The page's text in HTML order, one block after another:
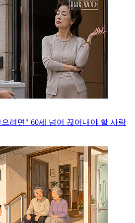
려면" 60세 넘어 끊어내야 할 사람